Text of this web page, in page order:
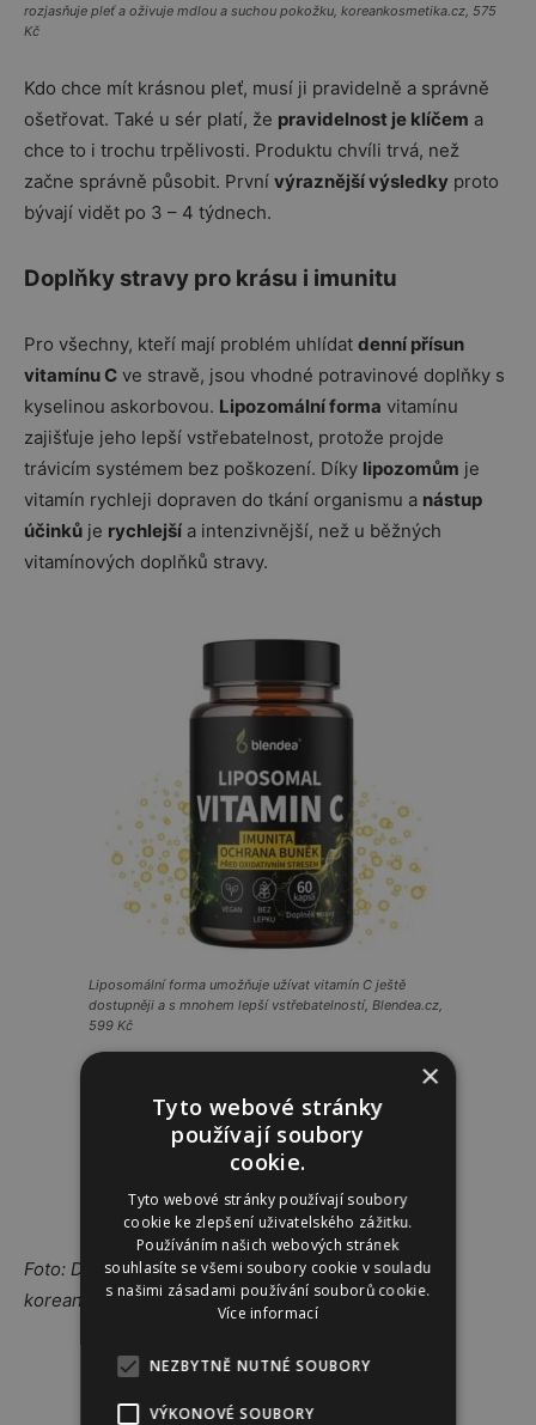
rozjasňuje pleť a oživuje mdlou a suchou pokožku, koreankosmetika.cz, 575
Kč
Kdo chce mít krásnou pleť, musí ji pravidelně a správně
ošetřovat. Také u sér platí, že pravidelnost je klíčem a
chce to i trochu trpělivosti. Produktu chvíli trvá, než
začne správně působit. První výraznější výsledky proto
bývají vidět po 3 – 4 týdnech.
Doplňky stravy pro krásu i imunitu
Pro všechny, kteří mají problém uhlídat denní přísun
vitamínu C ve stravě, jsou vhodné potravinové doplňky s
kyselinou askorbovou. Lipozomální forma vitamínu
zajišťuje jeho lepší vstřebatelnost, protože projde
trávicím systémem bez poškození. Díky lipozomům je
vitamín rychleji dopraven do tkání organismu a nástup
účinků je rychlejší a intenzivnější, než u běžných
vitamínových doplňků stravy.
Liposomální forma umožňuje užívat vitamín C ještě
dostupněji a s mnohem lepší vstřebatelností, Blendea.cz,
599 Kč
Foto: Depositphotos, archiv firem, zdroj:
koreankosmetik.cz, vogue.de, kosmetikfuchs.de
Reklama
×
Tyto webové stránky
používají soubory
cookie.
Tyto webové stránky používají soubory
cookie ke zlepšení uživatelského zážitku.
Používáním našich webových stránek
souhlasíte se všemi soubory cookie v souladu
s našimi zásadami používání souborů cookie.
Více informací
NEZBYTNĚ NUTNÉ SOUBORY
VÝKONOVÉ SOUBORY